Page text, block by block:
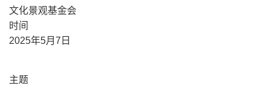
文化景观基金会
时间
2025年5月7日
主题